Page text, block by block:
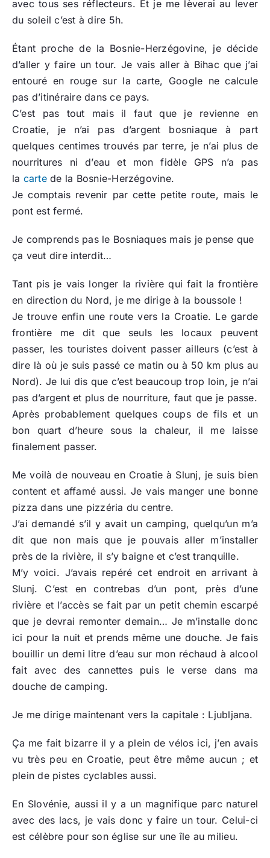
avec tous ses réflecteurs. Et je me lèverai au lever
du soleil c’est à dire 5h.
Étant proche de la Bosnie-Herzégovine, je décide
d’aller y faire un tour. Je vais aller à Bihac que j’ai
entouré en rouge sur la carte, Google ne calcule
pas d’itinéraire dans ce pays.
C’est pas tout mais il faut que je revienne en
Croatie, je n’ai pas d’argent bosniaque à part
quelques centimes trouvés par terre, je n’ai plus de
nourritures ni d’eau et mon fidèle GPS n’a pas
la cartede la Bosnie-Herzégovine.
Je comptais revenir par cette petite route, mais le
pont est fermé.
Je comprends pas le Bosniaques mais je pense que
ça veut dire interdit…
Tant pis je vais longer la rivière qui fait la frontière
en direction du Nord, je me dirige à la boussole !
Je trouve enfin une route vers la Croatie. Le garde
frontière me dit que seuls les locaux peuvent
passer, les touristes doivent passer ailleurs (c’est à
dire là où je suis passé ce matin ou à 50 km plus au
Nord). Je lui dis que c’est beaucoup trop loin, je n’ai
pas d’argent et plus de nourriture, faut que je passe.
Après probablement quelques coups de fils et un
bon quart d’heure sous la chaleur, il me laisse
finalement passer.
Me voilà de nouveau en Croatie à Slunj, je suis bien
content et affamé aussi. Je vais manger une bonne
pizza dans une pizzéria du centre.
J’ai demandé s’il y avait un camping, quelqu’un m’a
dit que non mais que je pouvais aller m’installer
près de la rivière, il s’y baigne et c’est tranquille.
M’y voici. J’avais repéré cet endroit en arrivant à
Slunj. C’est en contrebas d’un pont, près d’une
rivière et l’accès se fait par un petit chemin escarpé
que je devrai remonter demain… Je m’installe donc
ici pour la nuit et prends même une douche. Je fais
bouillir un demi litre d’eau sur mon réchaud à alcool
fait avec des cannettes puis le verse dans ma
douche de camping.
Je me dirige maintenant vers la capitale : Ljubljana.
Ça me fait bizarre il y a plein de vélos ici, j’en avais
vu très peu en Croatie, peut être même aucun ; et
plein de pistes cyclables aussi.
En Slovénie, aussi il y a un magnifique parc naturel
avec des lacs, je vais donc y faire un tour. Celui-ci
est célèbre pour son église sur une île au milieu.